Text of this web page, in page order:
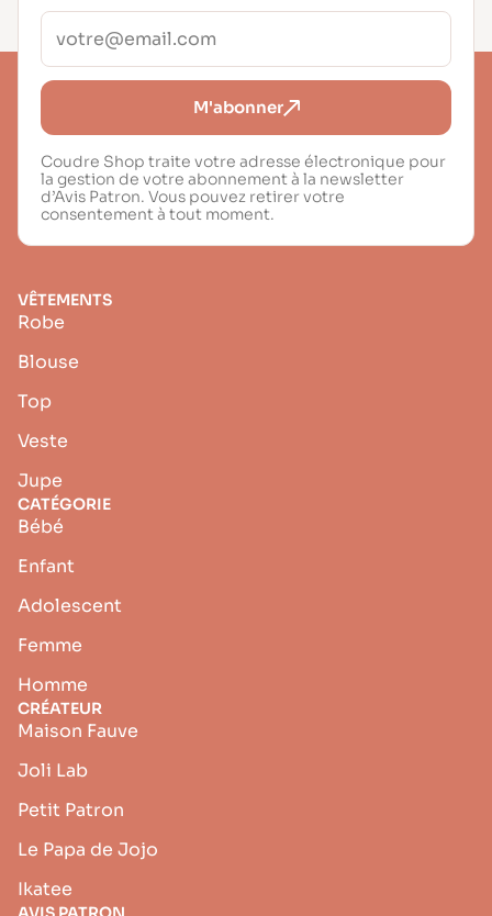
M'abonner
Coudre Shop traite votre adresse électronique pour
la gestion de votre abonnement à la newsletter
d’Avis Patron. Vous pouvez retirer votre
consentement à tout moment.
VÊTEMENTS
Robe
Blouse
Top
Veste
Jupe
CATÉGORIE
Bébé
Enfant
Adolescent
Femme
Homme
CRÉATEUR
Maison Fauve
Joli Lab
Petit Patron
Le Papa de Jojo
Ikatee